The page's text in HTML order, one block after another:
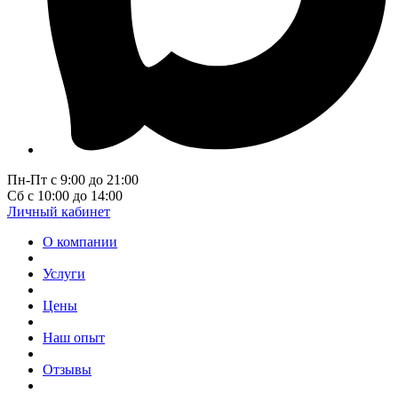
Пн-Пт с 9:00 до 21:00
Сб с 10:00 до 14:00
Личный кабинет
О компании
Услуги
Цены
Наш опыт
Отзывы